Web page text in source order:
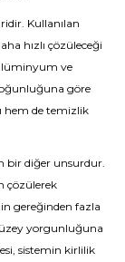
Kullanılan
hızlı çözüleceği
ve
göre
hem de temizlik
bir diğer unsurdur.
çözülerek
gereğinden fazla
yorgunluğuna
sistemin kirlilik